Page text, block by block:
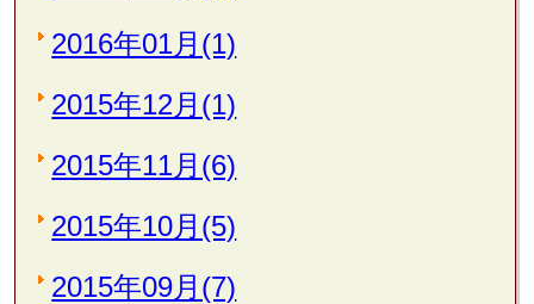
2016年01月(1)
2015年12月(1)
2015年11月(6)
2015年10月(5)
2015年09月(7)